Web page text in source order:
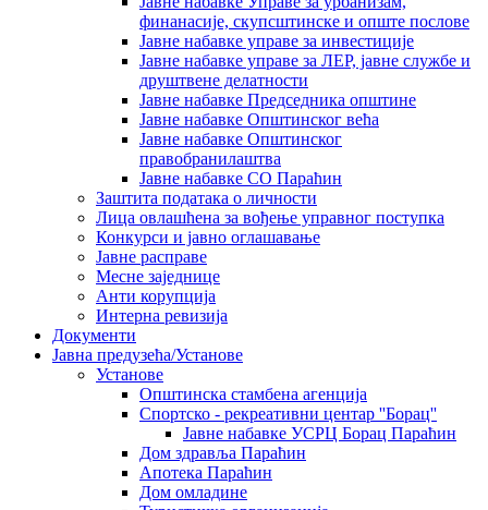
финанасије, скупсштинске и опште послове
Јавне набавке управе за инвестиције
Јавне набавке управе за ЛЕР, јавне службе и
друштвене делатности
Јавне набавке Председника општине
Јавне набавке Општинског већа
Јавне набавке Општинског
правобранилаштва
Јавне набавке СО Параћин
Заштита података о личности
Лица овлашћена за вођење управног поступка
Конкурси и јавно оглашавање
Јавне расправе
Месне заједнице
Анти корупција
Интерна ревизија
Документи
Јавна предузећа/Установе
Установе
Општинскa стамбенa агенцијa
Спортско - рекреативни центар ''Борац''
Јавне набавке УСРЦ Борац Параћин
Дом здравља Параћин
Апотека Параћин
Дом омладине